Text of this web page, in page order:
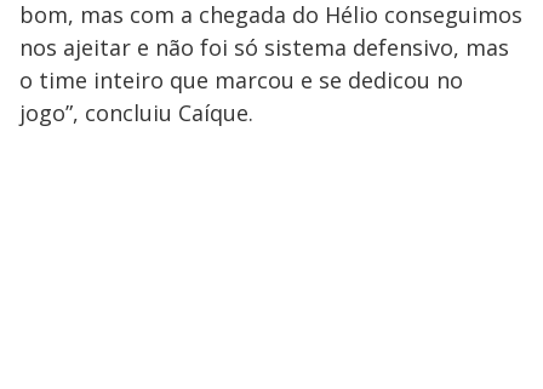
bom, mas com a chegada do Hélio conseguimos
nos ajeitar e não foi só sistema defensivo, mas
o time inteiro que marcou e se dedicou no
jogo”, concluiu Caíque.